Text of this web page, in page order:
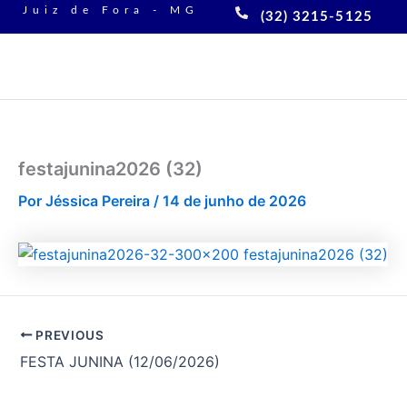
para
Juiz de Fora - MG (32) 3215-5125
festajunina2026 (32)
Por Jéssica Pereira / 14 de junho de 2026
PREVIOUS
FESTA JUNINA (12/06/2026)